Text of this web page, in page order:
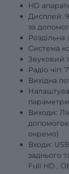
HD
Дисплей:
за
Роздільна
Система
Звуковий
Радіо чіп:
Вихідна
Виходи:
окремо)
Входи:
заднього
Full HD ,